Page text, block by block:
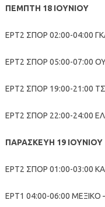
ΠΕΜΠΤΗ 18 ΙΟΥΝΙΟΥ
ΕΡΤ2 ΣΠΟΡ 02:00-04:00
ΕΡΤ2 ΣΠΟΡ 05:00-07:00
ΕΡΤ2 ΣΠΟΡ 19:00-21:00
ΕΡΤ2 ΣΠΟΡ 22:00-24:00
ΠΑΡΑΣΚΕΥΗ 19 ΙΟΥΝΙΟΥ
ΕΡΤ2 ΣΠΟΡ 01:00-03:00
ΕΡΤ1 04:00-06:00